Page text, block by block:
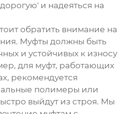
и надеяться на
обратить внимание на
Муфты должны быть
и устойчивых к износу
для муфт, работающих
рекомендуется
полимеры или
выйдут из строя. Мы